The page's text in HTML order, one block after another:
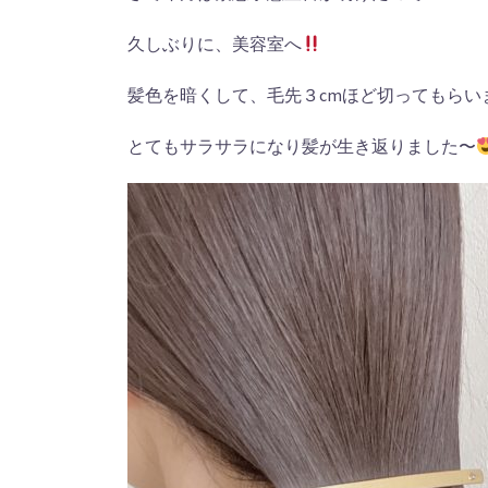
久しぶりに、美容室へ
髪色を暗くして、毛先３cmほど切ってもらい
とてもサラサラになり髪が生き返りました〜